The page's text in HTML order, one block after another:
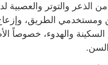
الذعر والتوتر والعصبية
ومستخدمي الطريق،
السكينة والهدوء، خصوصاً